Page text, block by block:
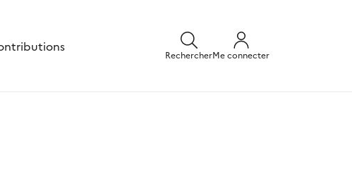
RechercherMe connecter